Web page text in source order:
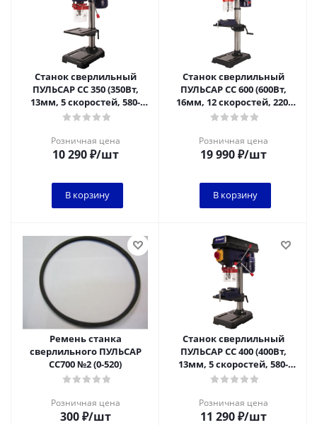
Станок сверлильный
ПУЛЬСАР СС 350 (350Вт,
13мм, 5 скоростей, 580-
2650 об/мин, 14 кг)
Розничная цена
10 290₽/шт
В корзину
Станок сверлильный
ПУЛЬСАР СС 600 (600Вт,
16мм, 12 скоростей, 220-
2450 об/мин, 31 кг) + тиски
Розничная цена
19 990₽/шт
В корзину
Ремень станка
сверлильного ПУЛЬСАР
CC700 №2 (0-520)
Розничная цена
300₽/шт
Станок сверлильный
ПУЛЬСАР СС 400 (400Вт,
13мм, 5 скоростей, 580-
2650 об/мин, 16 кг) + тиски
Розничная цена
11 290₽/шт